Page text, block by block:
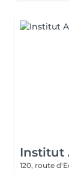
Institut
120, route